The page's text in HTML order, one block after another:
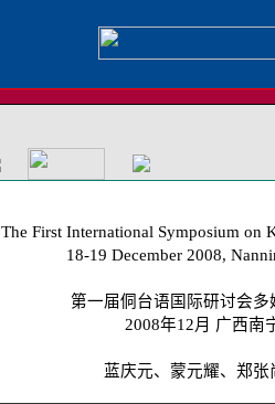
The First International Symposium on
18-19 December 2008,
第一届侗台语国际研讨会多
2008年12月 广西南
蓝庆元、蒙元耀、郑张